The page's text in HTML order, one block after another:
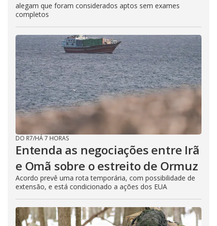
alegam que foram considerados aptos sem exames
completos
DO R7/HÁ 7 HORAS
Entenda as negociações entre Irã
e Omã sobre o estreito de Ormuz
Acordo prevê uma rota temporária, com possibilidade de
extensão, e está condicionado a ações dos EUA